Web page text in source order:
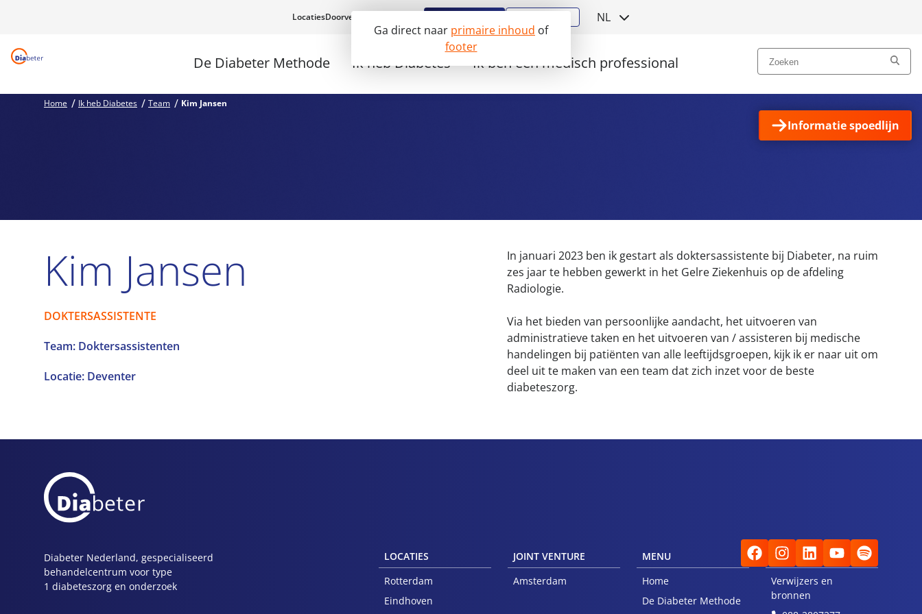
Ga direct naar primaire inhoud of
footer
De Diabeter Methode Ik heb Diabetes Ik ben een medisch professional
LocatiesDoorverwijzen
NL
Home Ik heb Diabetes Team Kim Jansen
Informatie spoedlijn
Kim Jansen
DOKTERSASSISTENTE
Team: Doktersassistenten
Locatie: Deventer
In januari 2023 ben ik gestart als doktersassistente bij Diabeter, na ruim
zes jaar te hebben gewerkt in het Gelre Ziekenhuis op de afdeling
Radiologie.
Via het bieden van persoonlijke aandacht, het uitvoeren van
administratieve taken en het uitvoeren van / assisteren bij medische
handelingen bij patiënten van alle leeftijdsgroepen, kijk ik er naar uit om
deel uit te maken van een team dat zich inzet voor de beste
diabeteszorg.
Diabeter Nederland, gespecialiseerd
behandelcentrum voor type
1 diabeteszorg en onderzoek
LOCATIES
Rotterdam
Eindhoven
JOINT VENTURE
Amsterdam
MENU
Home
De Diabeter Methode
VOOR VERWIJZERS
Verwijzers en
bronnen